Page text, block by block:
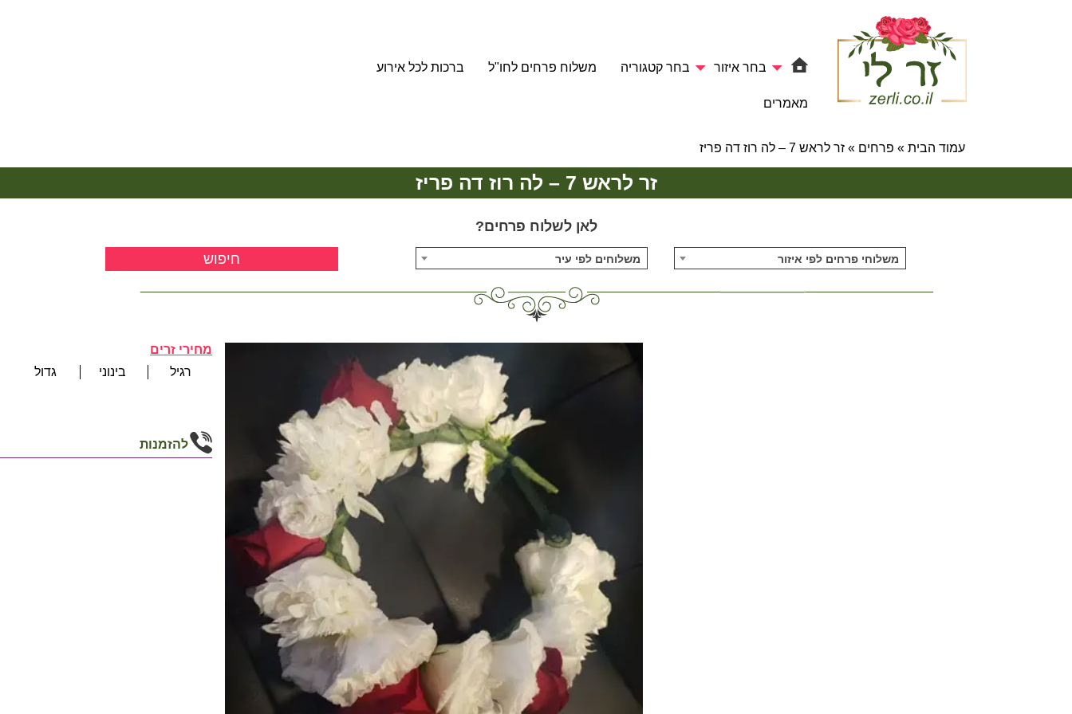
בחר איזור בחר קטגוריה משלוח פרחים לחו"ל ברכות לכל אירוע
מאמרים
עמוד הבית » פרחים » זר לראש 7 – לה רוז דה פריז
זר לראש 7 – לה רוז דה פריז
לאן לשלוח פרחים?
משלוחי פרחים לפי איזור משלוחים לפי עיר
מחירי זרים
רגיל
בינוני גדול
להזמנות